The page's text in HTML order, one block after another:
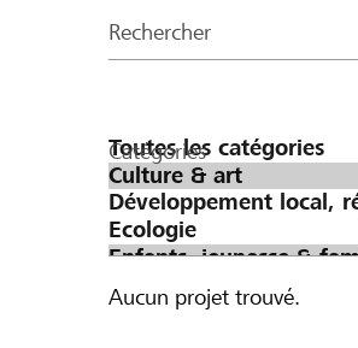
la
Rechercher
Catégories
Aucun projet trouvé.